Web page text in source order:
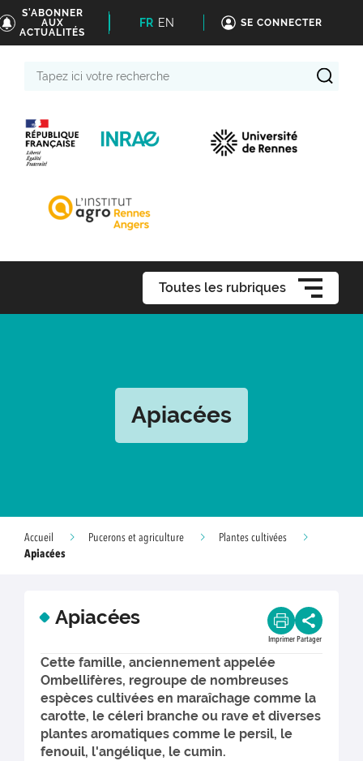
S'ABONNER
AUX
ACTUALITÉS
FR EN SE CONNECTER
Toutes les rubriques
Apiacées
Accueil Pucerons et agriculture
Plantes cultivées
Apiacées
Apiacées
Imprimer Partager
Cette famille, anciennement appelée
Ombellifères, regroupe de nombreuses
espèces cultivées en maraîchage comme la
carotte, le céleri branche ou rave et diverses
plantes aromatiques comme le persil, le
fenouil, l'angélique, le cumin.